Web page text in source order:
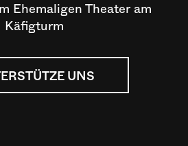
Ehemaligen Theater am
Käfigturm
UNS